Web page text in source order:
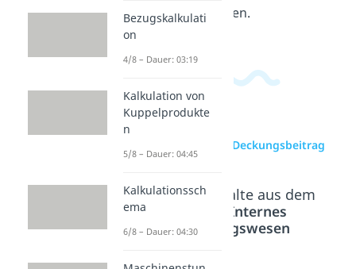
verwandten Themen.
zur Videoseite: Deckungsbeitrag
Beliebte Inhalte aus dem
Internes
Rechnungswesen
Bezugskalkulati
on
4/8 – Dauer: 03:19
Kalkulation von
Kuppelprodukte
n
5/8 – Dauer: 04:45
Kalkulationssch
ema
6/8 – Dauer: 04:30